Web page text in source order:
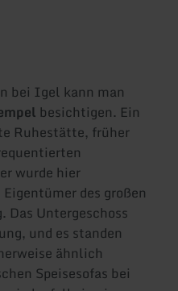
bei Igel kann man
besichtigen. Ein
Ruhestätte, früher
wurde hier
des großen
Das Untergeschoss
und es standen
ähnlich
Speisesofas bei